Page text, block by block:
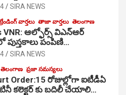
SIRA NEWS
వార్తలు తాజా వార్తలు తెలంగాణ
VNR: ఆల్ఫోర్స్ విఎన్ఆర్
పుస్తకాలు పంపిణి…
SIRA NEWS
తెలంగాణ ప్రజా సమస్యలు
Order:15 రోజుల్లోగా ఐటీడీఏ
కలెక్టర్ కు బదిలీ చేయాలి…